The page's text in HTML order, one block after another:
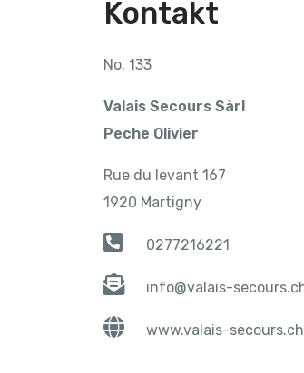
Kontakt
No. 133
Valais Secours Sàrl
Peche Olivier
Rue du levant 167
1920 Martigny
0277216221
info@valais-
www.valais-secours.ch